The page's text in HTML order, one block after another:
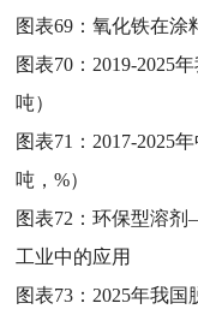
图表69：氧化铁在涂
图表70： 2019-2025
吨）
图表71： 2017-2025
吨，%）
图表72：环保型溶
工业中的应用
图表73： 2025年我国